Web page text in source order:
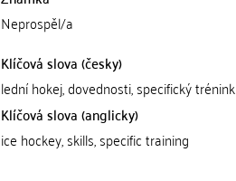
Neprospěl/a
Klíčová slova (česky)
lední hokej, dovednosti, specifický trénink
Klíčová slova (anglicky)
ice hockey, skills, specific training